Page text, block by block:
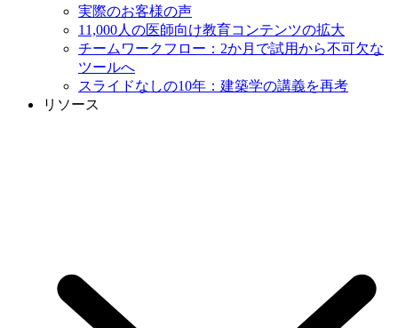
実際のお客様の声
11,000人の医師向け教育コンテンツの拡大
チームワークフロー：2か月で試用から不可欠な
ツールへ
スライドなしの10年：建築学の講義を再考
リソース